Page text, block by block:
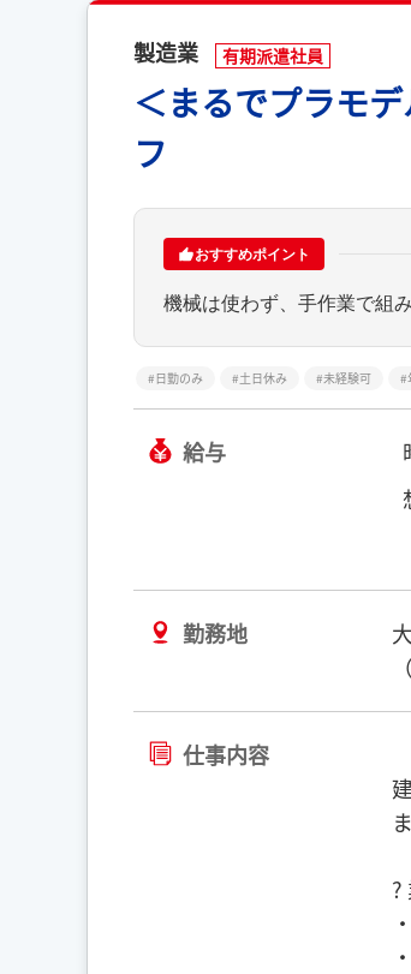
製造業 有期派遣社員
＜まるでプラモ
フ
おすすめポイント
機械は使わず、手作業で組
日勤のみ 土日休み 未経験可
給与
勤務地
仕事内容
?